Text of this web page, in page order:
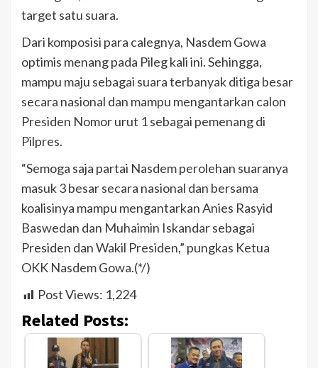
target satu suara.
Dari komposisi para calegnya, Nasdem Gowa
optimis menang pada Pileg kali ini. Sehingga,
mampu maju sebagai suara terbanyak ditiga besar
secara nasional dan mampu mengantarkan calon
Presiden Nomor urut 1 sebagai pemenang di
Pilpres.
“Semoga saja partai Nasdem perolehan suaranya
masuk 3 besar secara nasional dan bersama
koalisinya mampu mengantarkan Anies Rasyid
Baswedan dan Muhaimin Iskandar sebagai
Presiden dan Wakil Presiden,” pungkas Ketua
OKK Nasdem Gowa.(*/)
Post Views: 1,224
Related Posts: